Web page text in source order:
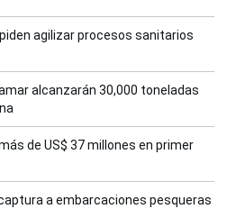
agilizar procesos sanitarios
alcanzarán 30,000 toneladas
de US$ 37 millones en primer
a embarcaciones pesqueras